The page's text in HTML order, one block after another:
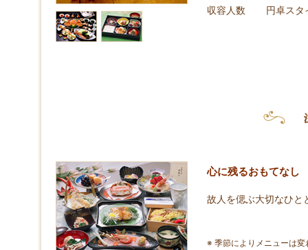
収容人数
円卓ス
心に残るおもてなし
故人を偲ぶ大切なひと
※ 季節によりメニューは